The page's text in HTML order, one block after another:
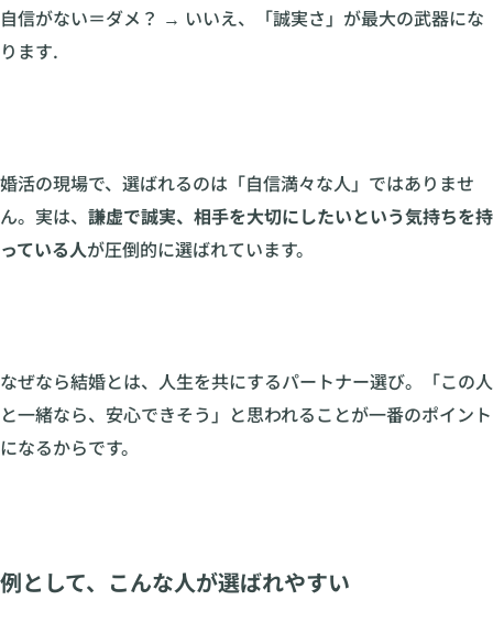
自信がない＝ダメ？ → いいえ、「誠実さ」が最大の武器にな
ります.
婚活の現場で、選ばれるのは「自信満々な人」ではありませ
ん。実は、 謙虚で誠実、相手を大切にしたいという気持ちを持
っている人が圧倒的に選ばれています。
なぜなら結婚とは、人生を共にするパートナー選び。「この人
と一緒なら、安心できそう」と思われることが一番のポイント
になるからです。
例として、こんな人が選ばれやすい